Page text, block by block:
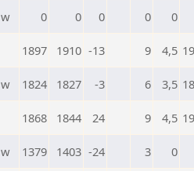
w 0 0 0 0 0
1897 1910 -13 9 4,5
w 1824 1827 -3 6 3,5
1868 1844 24 9 4,5
w 1379 1403 -24 3 0